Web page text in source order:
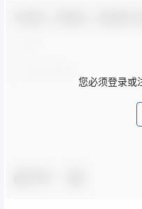
您必须登录或